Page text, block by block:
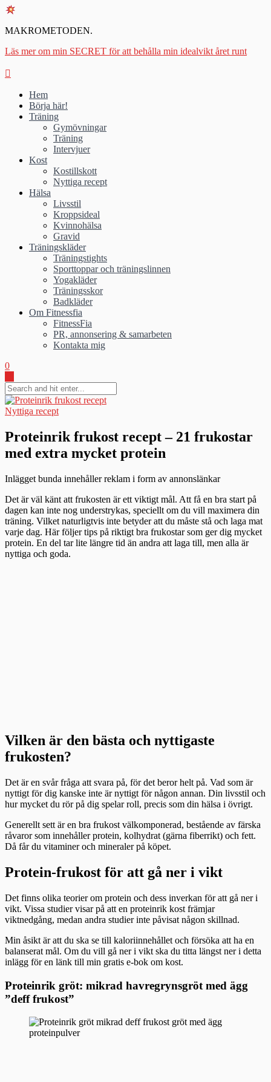
MAKROMETODEN.
Läs mer om min SECRET för att behålla min idealvikt året runt
Hem
Börja här!
Träning
Gymövningar
Träning
Intervjuer
Kost
Kostillskott
Nyttiga recept
Hälsa
Livsstil
Kroppsideal
Kvinnohälsa
Gravid
Träningskläder
Träningstights
Sporttoppar och träningslinnen
Yogakläder
Träningsskor
Badkläder
Om Fitnessfia
FitnessFia
PR, annonsering & samarbeten
Kontakta mig
0
Nyttiga recept
Proteinrik frukost recept – 21 frukostar
med extra mycket protein
Inlägget bunda innehåller reklam i form av annonslänkar
Det är väl känt att frukosten är ett viktigt mål. Att få en bra start på
dagen kan inte nog understrykas, speciellt om du vill maximera din
träning. Vilket naturligtvis inte betyder att du måste stå och laga mat
varje dag. Här följer tips på riktigt bra frukostar som ger dig mycket
protein. En del tar lite längre tid än andra att laga till, men alla är
nyttiga och goda.
Vilken är den bästa och nyttigaste
frukosten?
Det är en svår fråga att svara på, för det beror helt på. Vad som är
nyttigt för dig kanske inte är nyttigt för någon annan. Din livsstil och
hur mycket du rör på dig spelar roll, precis som din hälsa i övrigt.
Generellt sett är en bra frukost välkomponerad, bestående av färska
råvaror som innehåller protein, kolhydrat (gärna fiberrikt) och fett.
Då får du vitaminer och mineraler på köpet.
Protein-frukost för att gå ner i vikt
Det finns olika teorier om protein och dess inverkan för att gå ner i
vikt. Vissa studier visar på att en proteinrik kost främjar
viktnedgång, medan andra studier inte påvisat någon skillnad.
Min åsikt är att du ska se till kaloriinnehållet och försöka att ha en
balanserat mål. Om du vill gå ner i vikt ska du titta längst ner i detta
inlägg för en länk till min gratis e-bok om kost.
Proteinrik gröt: mikrad havregrynsgröt med ägg
”deff frukost”